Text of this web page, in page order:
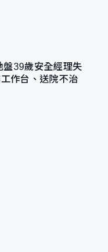
盤39歲安全經理失
作台、送院不治